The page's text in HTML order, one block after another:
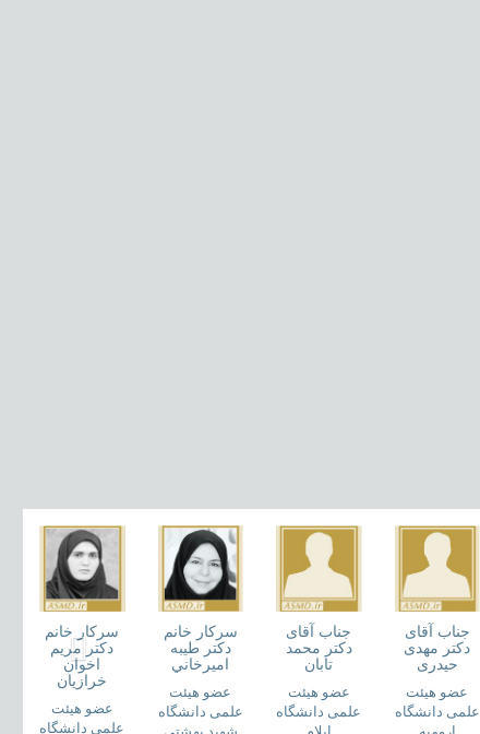
سرکار خانم
دکتر مريم
اخوان
خرازيان
عضو هیئت
علمی دانشگاه
سرکار خانم
دکتر طيبه
اميرخاني
عضو هیئت
علمی دانشگاه
شهید بهشتی
جناب آقای
دکتر محمد
تابان
عضو هیئت
علمی دانشگاه
ایلام
جناب آقای
دکتر مهدی
حیدری
عضو هیئت
علمی دانشگاه
ارومیه